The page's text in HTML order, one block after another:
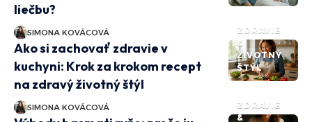
liečbu?
SIMONA KOVÁCOVÁ
ZDRAVIE
&
ŽIVOTNÝ
ŠTÝL
Ako si zachovať zdravie v
kuchyni: Krok za krokom recept
na zdravý životný štýl
SIMONA KOVÁCOVÁ
ZDRAVIE
&